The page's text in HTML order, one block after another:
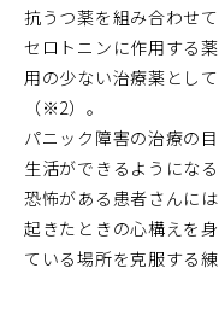
抗うつ薬を組み合わせ
セロトニンに作用する
用の少ない治療薬とし
（※2）。
パニック障害の治療の
生活ができるようにな
恐怖がある患者さんに
起きたときの心構えを
ている場所を克服する